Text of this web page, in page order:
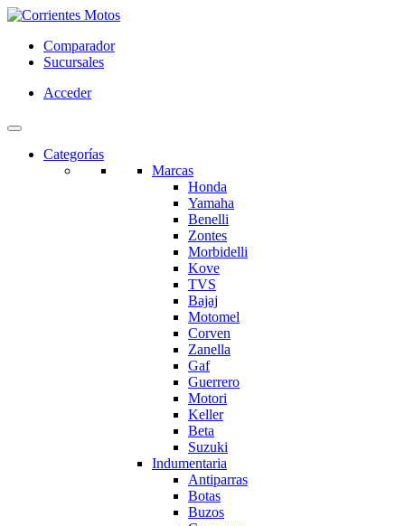
Comparador
Sucursales
Acceder
Categorías
Marcas
Honda
Yamaha
Benelli
Zontes
Morbidelli
Kove
TVS
Bajaj
Motomel
Corven
Zanella
Gaf
Guerrero
Motori
Keller
Beta
Suzuki
Indumentaria
Antiparras
Botas
Buzos